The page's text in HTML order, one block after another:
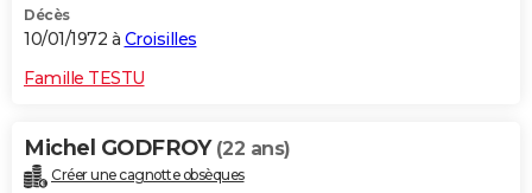
Décès
10/01/1972 à Croisilles
Famille TESTU
Michel GODFROY (22 ans)
Créer une cagnotte obsèques